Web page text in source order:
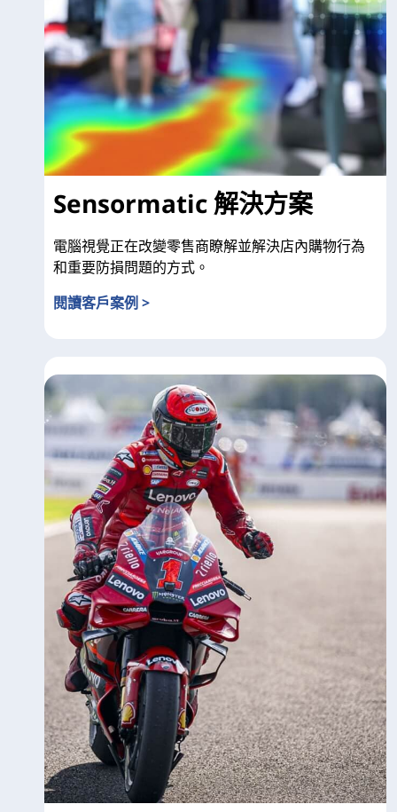
Sensormatic 解決方案
電腦視覺正在改變零售商瞭解並解決店內購物行為
和重要防損問題的方式。
閱讀客戶案例 >